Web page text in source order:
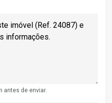
antes de enviar.